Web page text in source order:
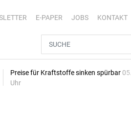
E-PAPER JOBS KONTAKT
Preise für Kraftstoffe sinken spürbar
Uhr